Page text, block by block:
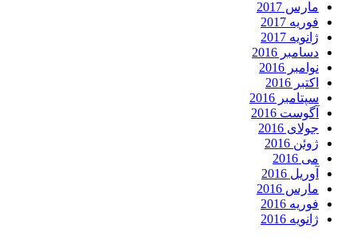
مارس 2017
فوریه 2017
ژانویه 2017
دسامبر 2016
نوامبر 2016
اکتبر 2016
سپتامبر 2016
آگوست 2016
جولای 2016
ژوئن 2016
می 2016
آوریل 2016
مارس 2016
فوریه 2016
ژانویه 2016